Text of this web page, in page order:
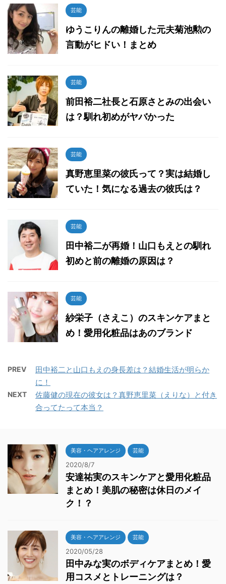
芸能
ゆうこりんの離婚した元夫菊池勲の
言動がヒドい！まとめ
芸能
前田裕二社長と石原さとみの出会い
は？馴れ初めがヤバかった
芸能
真野恵里菜の彼氏って？実は結婚し
ていた！気になる過去の彼氏は？
芸能
田中裕二が再婚！山口もえとの馴れ
初めと前の離婚の原因は？
芸能
紗栄子（さえこ）のスキンケアまと
め！愛用化粧品はあのブランド
PREV
田中裕二と山口もえの身長差は？結婚生活が明らか
に！
NEXT
佐藤健の現在の彼女は？真野恵里菜（えりな）と付き
合ってたって本当？
美容・ヘアアレンジ 芸能
2020/8/7
安達祐実のスキンケアと愛用化粧品
まとめ！美肌の秘密は休日のメイ
ク！？
美容・ヘアアレンジ 芸能
2020/05/28
田中みな実のボディケアまとめ！愛
用コスメとトレーニングは？